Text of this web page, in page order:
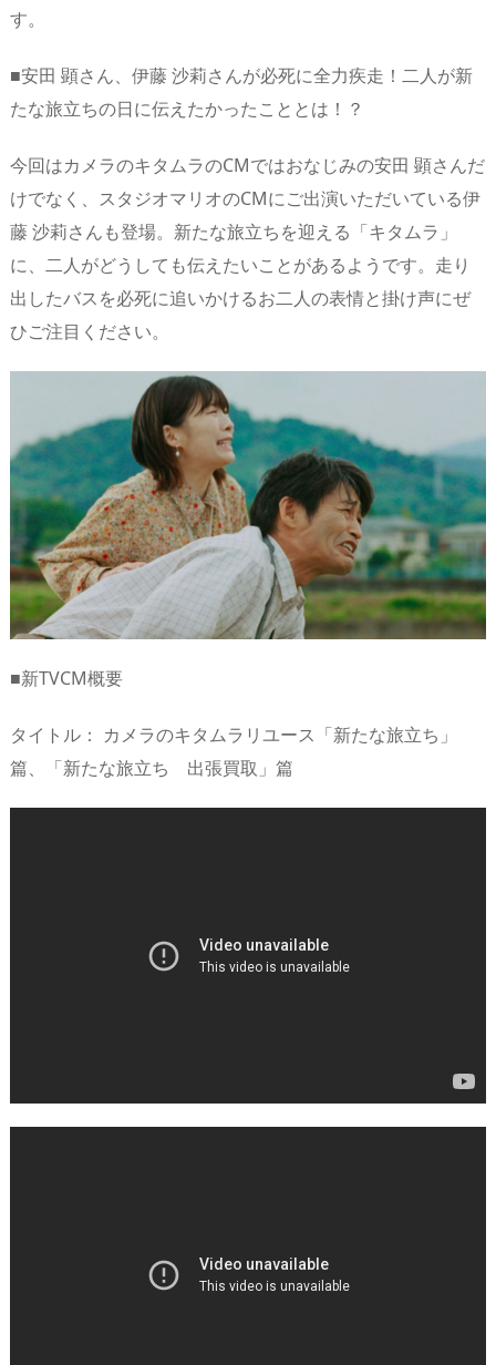
す。
■安田 顕さん、伊藤 沙莉さんが必死に全力疾走！二人が新
たな旅立ちの日に伝えたかったこととは！？
今回はカメラのキタムラのCMではおなじみの安田 顕さんだ
けでなく、スタジオマリオのCMにご出演いただいている伊
藤 沙莉さんも登場。新たな旅立ちを迎える「キタムラ」
に、二人がどうしても伝えたいことがあるようです。走り
出したバスを必死に追いかけるお二人の表情と掛け声にぜ
ひご注目ください。
■新TVCM概要
タイトル： カメラのキタムラリユース「新たな旅立ち」
篇、「新たな旅立ち 出張買取」篇